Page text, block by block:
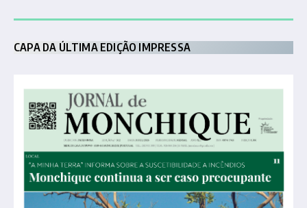
CAPA DA ÚLTIMA EDIÇÃO IMPRESSA